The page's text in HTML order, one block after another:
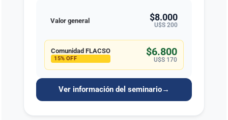
Valor general $8.000
U$S 200
Comunidad FLACSO
15% OFF
$6.800
U$S 170
Ver información del seminario→